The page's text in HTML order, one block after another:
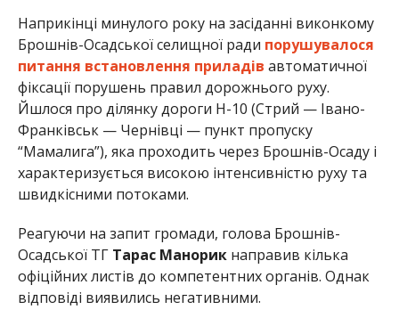
Наприкінці минулого року на засіданні виконкому
Брошнів-Осадської селищної ради порушувалося
питання встановлення приладів автоматичної
фіксації порушень правил дорожнього руху.
Йшлося про ділянку дороги Н-10 (Стрий — Івано-
Франківськ — Чернівці — пункт пропуску
“Мамалига”), яка проходить через Брошнів-Осаду і
характеризується високою інтенсивністю руху та
швидкісними потоками.
Реагуючи на запит громади, голова Брошнів-
Осадської ТГ Тарас Манорикнаправив кілька
офіційних листів до компетентних органів. Однак
відповіді виявились негативними.